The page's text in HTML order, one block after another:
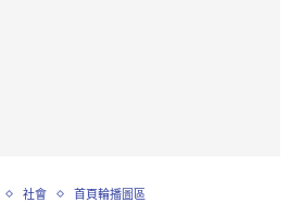
社會 首頁輪播圖區